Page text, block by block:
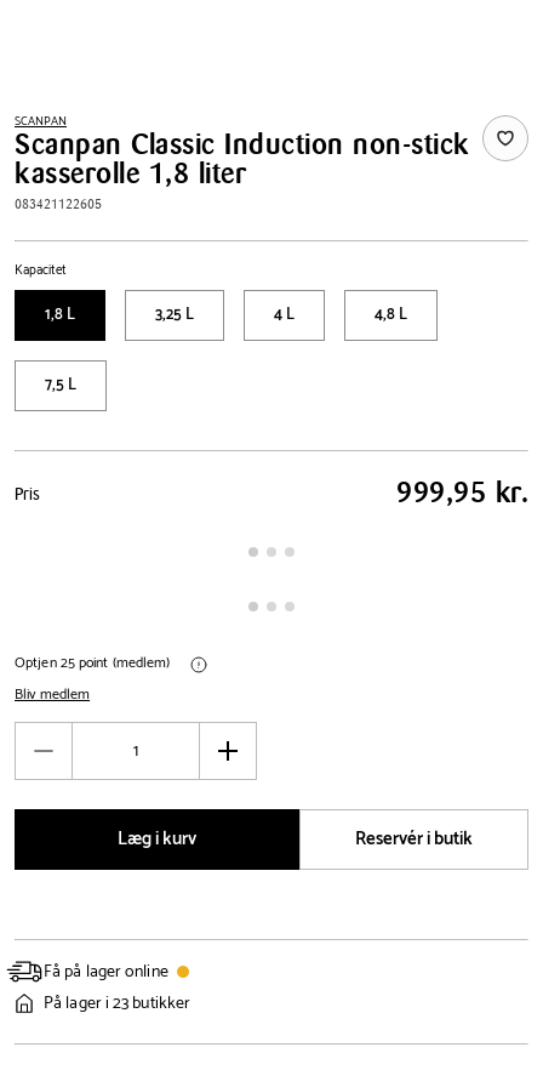
SCANPAN
Scanpan Classic Induction non-stick
kasserolle 1,8 liter
083421122605
Kapacitet
1,8 L 3,25 L 4 L 4,8 L
7,5 L
Pris
tabel
Pris 999,95 kr.
Optjen 25 point (medlem)
Bliv medlem
Antal
Øg
Læg i kurv
Reservér i butik
Få på lager online
På lager i 23 butikker